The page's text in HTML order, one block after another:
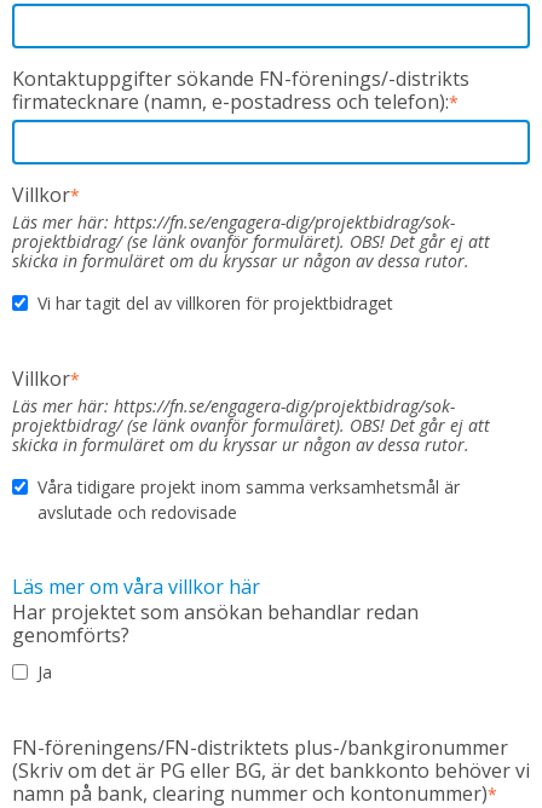
Kontaktuppgifter sökande FN-förenings/-distrikts
firmatecknare (namn, e-postadress och telefon):*
Villkor*
Läs mer här: https://fn.se/engagera-dig/projektbidrag/sok-
projektbidrag/ (se länk ovanför formuläret). OBS! Det går ej att
skicka in formuläret om du kryssar ur någon av dessa rutor.
Vi har tagit del av villkoren för projektbidraget
Villkor*
Läs mer här: https://fn.se/engagera-dig/projektbidrag/sok-
projektbidrag/ (se länk ovanför formuläret). OBS! Det går ej att
skicka in formuläret om du kryssar ur någon av dessa rutor.
Våra tidigare projekt inom samma verksamhetsmål är
avslutade och redovisade
Läs mer om våra villkor här
Har projektet som ansökan behandlar redan
genomförts?
Ja
FN-föreningens/FN-distriktets plus-/bankgironummer
(Skriv om det är PG eller BG, är det bankkonto behöver vi
namn på bank, clearing nummer och kontonummer)*